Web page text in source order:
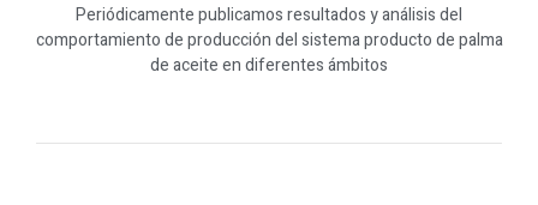
Periódicamente publicamos resultados y análisis del
comportamiento de producción del sistema producto de palma
de aceite en diferentes ámbitos